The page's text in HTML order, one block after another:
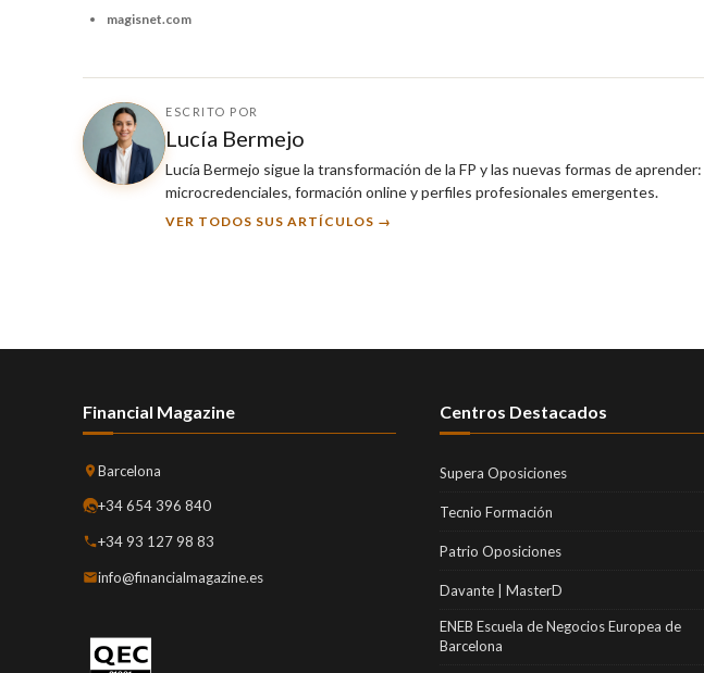
magisnet.com
ESCRITO POR
Lucía Bermejo
Lucía Bermejo sigue la transformación de la FP y las nuevas formas de
microcredenciales, formación online y perfiles profesionales emergentes.
VER TODOS SUS ARTÍCULOS →
Financial Magazine
Barcelona
+34 654 396 840
+34 93 127 98 83
info@financialmagazine.es
Centros Destacados
Supera Oposiciones
Tecnio Formación
Patrio Oposiciones
Davante | MasterD
ENEB Escuela de Negocios Europea de
Barcelona